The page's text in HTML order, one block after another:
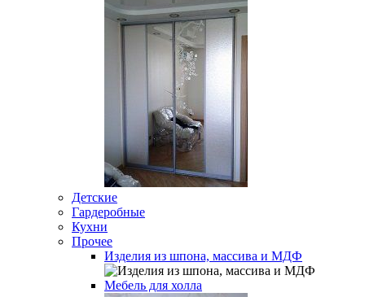
Детские
Гардеробные
Кухни
Прочее
Изделия из шпона, массива и МДФ
Мебель для холла